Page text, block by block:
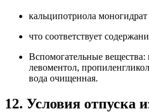
кальципотриола
что соответствует
Вспомогательные вещества:
левоментол,
вода очищенная.
12. Условия отпуска